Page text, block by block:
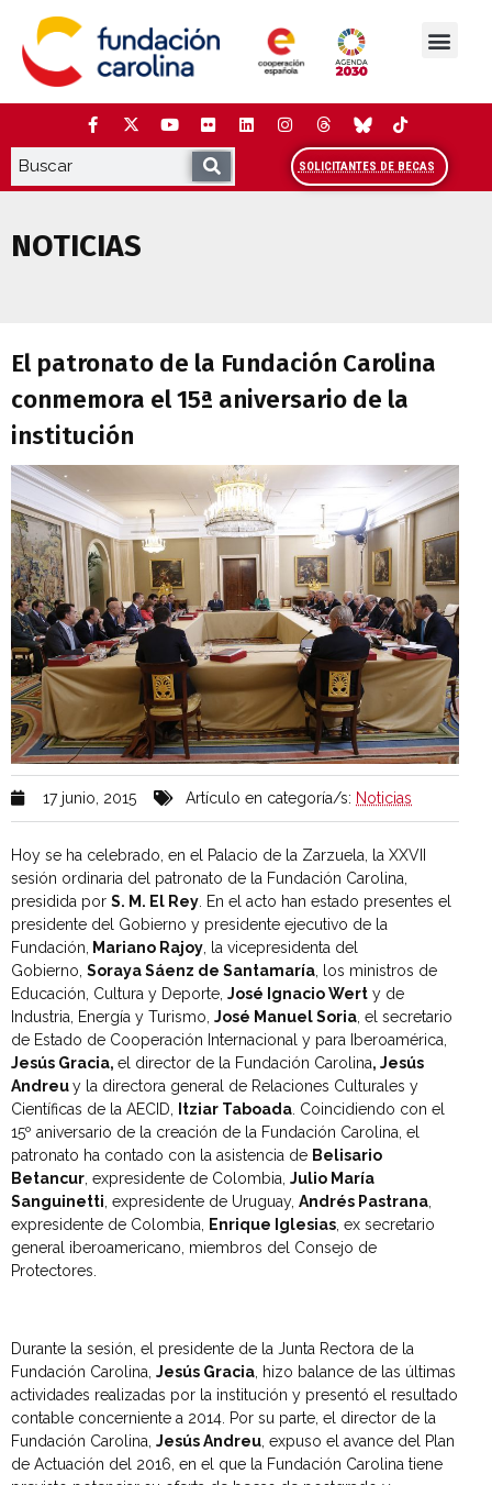
contenido
SOLICITANTES DE BECAS
NOTICIAS
El patronato de la Fundación Carolina
conmemora el 15ª aniversario de la
institución
17 junio, 2015 Artículo en categoría/s: Noticias
Hoy se ha celebrado, en el Palacio de la Zarzuela, la XXVII
sesión ordinaria del patronato de la Fundación Carolina,
presidida por S. M. El Rey . En el acto han estado presentes el
presidente del Gobierno y presidente ejecutivo de la
Fundación,
Mariano Rajoy , la vicepresidenta del
Gobierno, Soraya Sáenz de Santamaría , los ministros de
Educación, Cultura y Deporte, José Ignacio Wert y de
Industria, Energía y Turismo, José Manuel Soria , el secretario
de Estado de Cooperación Internacional y para Iberoamérica,
Jesús Gracia, el director de la Fundación Carolina, Jesús
Andreuy la directora general de Relaciones Culturales y
Científicas de la AECID,
Itziar Taboada . Coincidiendo con el
15º aniversario de la creación de la Fundación Carolina, el
patronato ha contado con la asistencia de Belisario
Betancur , expresidente de Colombia, Julio María
Sanguinetti , expresidente de Uruguay, Andrés Pastrana
expresidente de Colombia,
Enrique Iglesias , ex secretario
general iberoamericano, miembros del Consejo de
Protectores.
Durante la sesión, el presidente de la Junta Rectora de la
Fundación Carolina, Jesús Gracia , hizo balance de las últimas
actividades realizadas por la institución y presentó el resultado
contable concerniente a 2014. Por su parte, el director de la
Fundación Carolina, Jesús Andreu , expuso el avance del Plan
de Actuación del 2016, en el que la Fundación Carolina tiene